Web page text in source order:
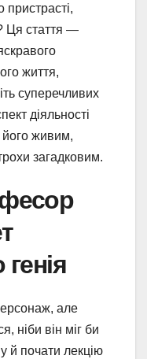
Ця стаття —
життя,
суперечливих
діяльності
його живим,
загадковим.
генія
але
ніби він міг би
й почати лекцію